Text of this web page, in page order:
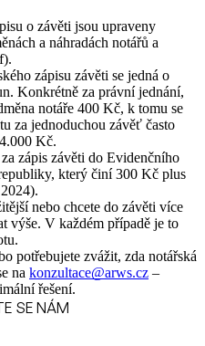
o závěti jsou upraveny
a náhradách notářů a
zápisu závěti se jedná o
Konkrétně za právní jednání,
notáře 400 Kč, k tomu se
za jednoduchou závěť často
Kč.
zápis závěti do Evidenčního
který činí 300 Kč plus
nebo chcete do závěti více
výše. V každém případě je to
potřebujete zvážit, zda notářská
na konzultace@arws.cz –
řešení.
SE NÁM